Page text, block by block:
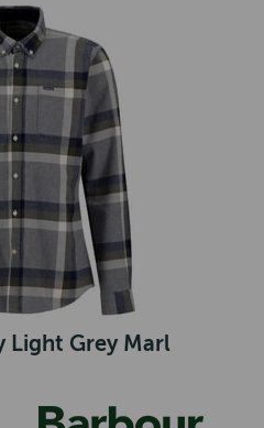
Light Grey Marl